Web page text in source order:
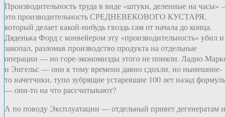
Производительность труда в виде «штуки, деленные на часы»
это производительность СРЕДНЕВЕКОВОГО КУСТАРЯ,
который делает какой-нибудь гвоздь сам от начала до конца.
Дяденька Форд с конвейером эту «производительность» убил и
закопал, разломав производство продукта на отдельные
операции — но горе-экономизды этого не поняли. Ладно
и Энгельс — они к тому времени давно сдохли, но нынешние-
то начетчики, тупо зубрящие устаревшие 100 лет назад
— они-то на что рассчитывают?
А по поводу Эксплуатации — отдельный привет дегенератам